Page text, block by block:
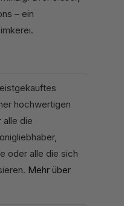
– ein
hochwertigen
alle die
oder alle die sich
Mehr über